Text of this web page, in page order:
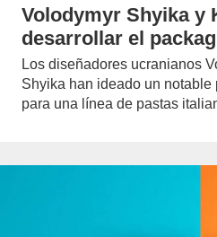
Volodymyr Shyika y
desarrollar el
Los diseñadores ucranianos
Shyika han ideado un notable
para una línea de pastas